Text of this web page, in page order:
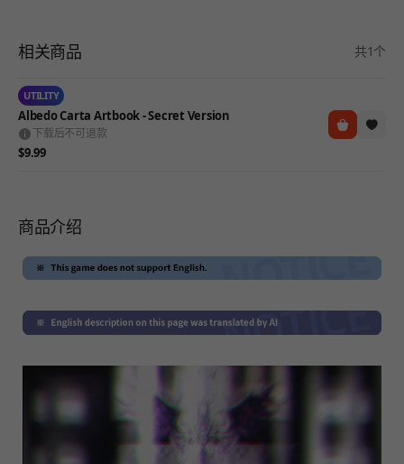
相关商品 共1个
UTILITY
Albedo Carta Artbook - Secret Version
下载后不可退款
$9.99
商品介绍